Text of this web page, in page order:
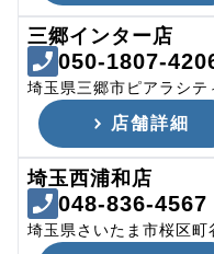
三郷インター店
050-1807-
埼玉県三郷市ピアラシ
店舗詳細
埼玉西浦和店
048-836-4567
埼玉県さいたま市桜区